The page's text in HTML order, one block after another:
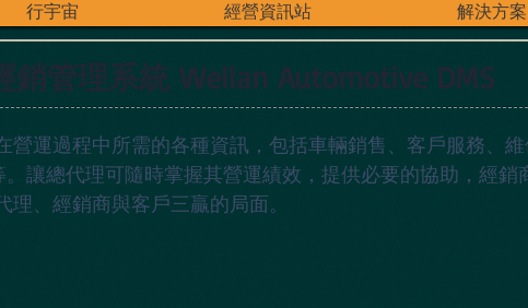
行宇宙 經營資訊站 解決方案
銷管理系統 Wellan Automotive DMS
營運過程中所需的各種資訊，包括車輛銷售、客戶服務、
讓總代理可隨時掌握其營運績效，提供必要的協助，經銷
、經銷商與客戶三贏的局面。